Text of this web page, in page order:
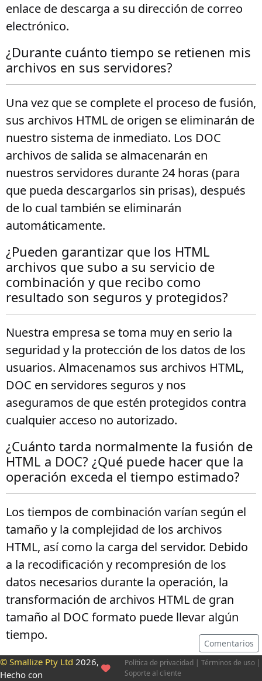
enlace de descarga a su dirección de correo
electrónico.
¿Durante cuánto tiempo se retienen mis
archivos en sus servidores?
Una vez que se complete el proceso de fusión,
sus archivos HTML de origen se eliminarán de
nuestro sistema de inmediato. Los DOC
archivos de salida se almacenarán en
nuestros servidores durante 24 horas (para
que pueda descargarlos sin prisas), después
de lo cual también se eliminarán
automáticamente.
¿Pueden garantizar que los HTML
archivos que subo a su servicio de
combinación y que recibo como
resultado son seguros y protegidos?
Nuestra empresa se toma muy en serio la
seguridad y la protección de los datos de los
usuarios. Almacenamos sus archivos HTML,
DOC en servidores seguros y nos
aseguramos de que estén protegidos contra
cualquier acceso no autorizado.
¿Cuánto tarda normalmente la fusión de
HTML a DOC? ¿Qué puede hacer que la
operación exceda el tiempo estimado?
Los tiempos de combinación varían según el
tamaño y la complejidad de los archivos
HTML, así como la carga del servidor. Debido
a la recodificación y recompresión de los
datos necesarios durante la operación, la
transformación de archivos HTML de gran
tamaño al DOC formato puede llevar algún
tiempo.
Comentarios
© Smallize Pty Ltd 2026,
Hecho con
Política de privacidad |Términos de uso |
Soporte al cliente